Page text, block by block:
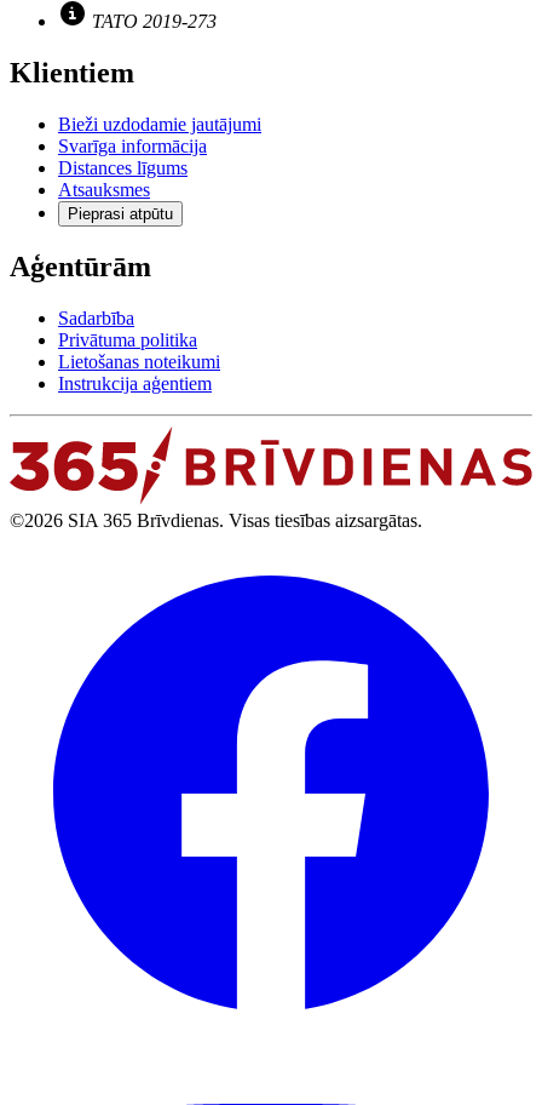
TATO 2019-273
Klientiem
Bieži uzdodamie jautājumi
Svarīga informācija
Distances līgums
Atsauksmes
Pieprasi atpūtu
Aģentūrām
Sadarbība
Privātuma politika
Lietošanas noteikumi
Instrukcija aģentiem
©2026 SIA 365 Brīvdienas. Visas tiesības aizsargātas.